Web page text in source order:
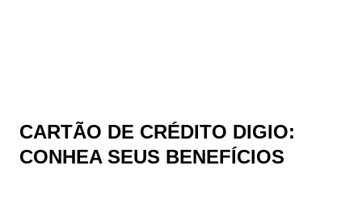
CARTÃO DE CRÉDITO DIGIO:
CONHEA SEUS BENEFÍCIOS